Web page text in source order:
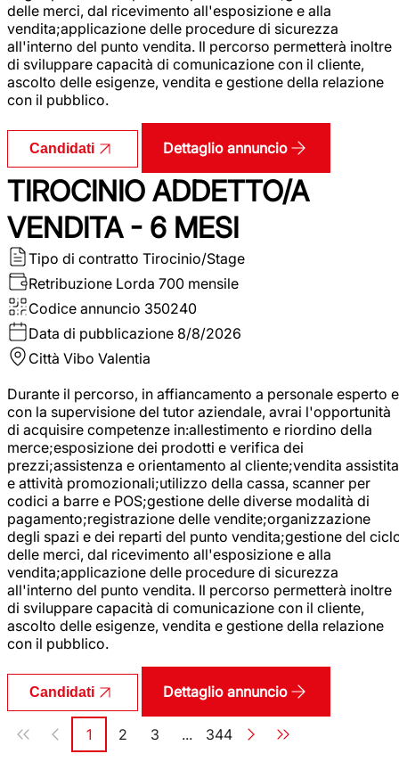
delle merci, dal ricevimento all'esposizione e alla
vendita;applicazione delle procedure di sicurezza
all'interno del punto vendita. Il percorso permetterà inoltre
di sviluppare capacità di comunicazione con il cliente,
ascolto delle esigenze, vendita e gestione della relazione
con il pubblico.
Candidati Dettaglio annuncio
TIROCINIO ADDETTO/A
VENDITA - 6 MESI
Tipo di contratto Tirocinio/Stage
Retribuzione Lorda 700 mensile
Codice annuncio 350240
Data di pubblicazione 8/8/2026
Città Vibo Valentia
Durante il percorso, in affiancamento a personale esperto e
con la supervisione del tutor aziendale, avrai l'opportunità
di acquisire competenze in:allestimento e riordino della
merce;esposizione dei prodotti e verifica dei
prezzi;assistenza e orientamento al cliente;vendita assistita
e attività promozionali;utilizzo della cassa, scanner per
codici a barre e POS;gestione delle diverse modalità di
pagamento;registrazione delle vendite;organizzazione
degli spazi e dei reparti del punto vendita;gestione del
delle merci, dal ricevimento all'esposizione e alla
vendita;applicazione delle procedure di sicurezza
all'interno del punto vendita. Il percorso permetterà inoltre
di sviluppare capacità di comunicazione con il cliente,
ascolto delle esigenze, vendita e gestione della relazione
con il pubblico.
Candidati Dettaglio annuncio
Paginazione
Pagina
1 Pagina
2 Pagina
3 ... Pagina
344